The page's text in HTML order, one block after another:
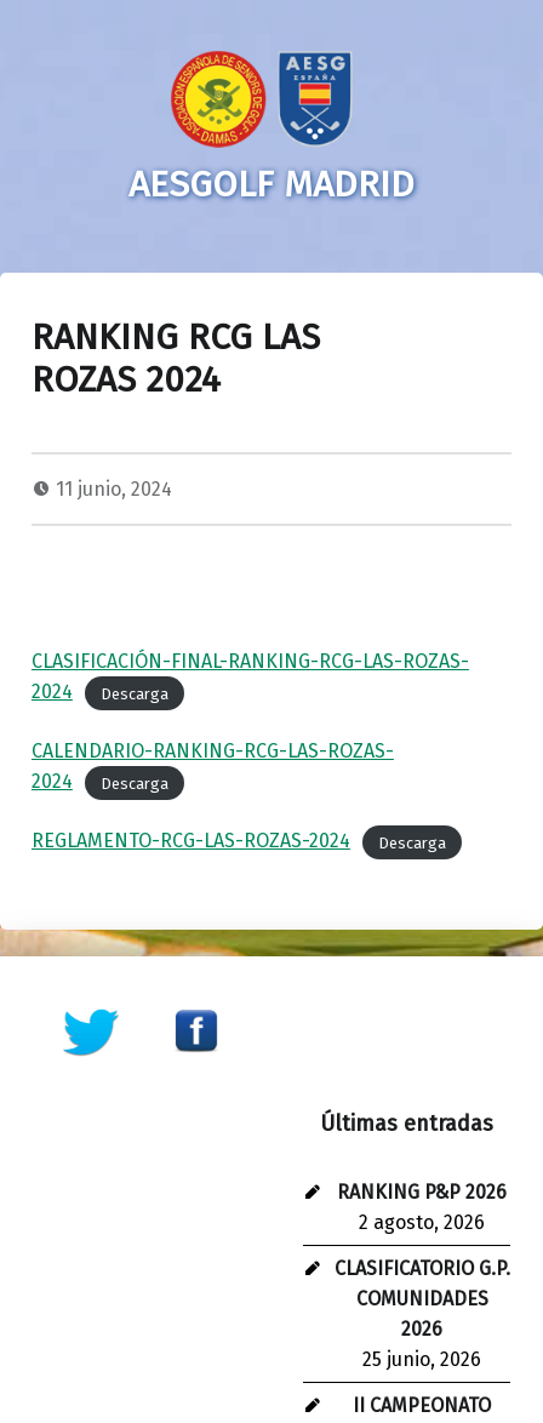
AESGOLF MADRID
RANKING RCG LAS
ROZAS 2024
11 junio, 2024
CLASIFICACIÓN-FINAL-RANKING-RCG-LAS-ROZAS-
2024
Descarga
CALENDARIO-RANKING-RCG-LAS-ROZAS-
2024
Descarga
REGLAMENTO-RCG-LAS-ROZAS-2024 Descarga
Últimas entradas
RANKING P&P 2026
2 agosto, 2026
CLASIFICATORIO G.P.
COMUNIDADES
2026
25 junio, 2026
II CAMPEONATO